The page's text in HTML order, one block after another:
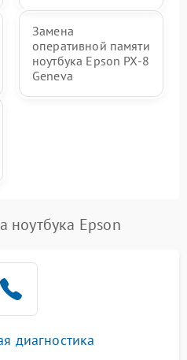
Замена
оперативной памяти
ноутбука Epson PX-8
Geneva
ноутбука Epson
диагностика